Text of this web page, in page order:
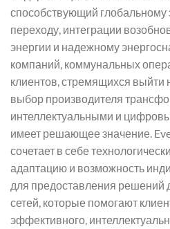
способствующий глобальному
переходу, интеграции
энергии и надежному
компаний, коммунальных
клиентов, стремящихся
выбор производителя
интеллектуальными и
имеет решающее значение.
сочетает в себе
адаптацию и возможность
для предоставления решений
сетей, которые помогают
эффективного,